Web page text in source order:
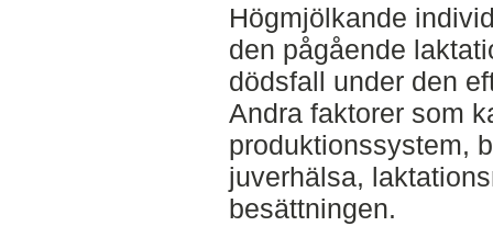
Högmjölkande
den pågående
dödsfall under den
Andra faktorer som
produktionssystem,
juverhälsa,
besättningen.